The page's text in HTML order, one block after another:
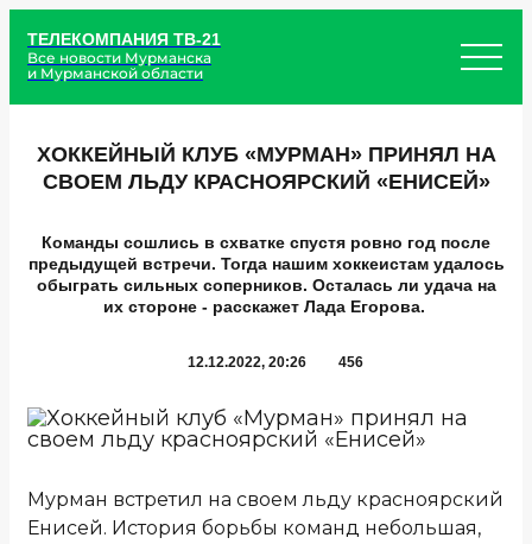
ТЕЛЕКОМПАНИЯ ТВ-21
Все новости Мурманска
и Мурманской области
ХОККЕЙНЫЙ КЛУБ «МУРМАН» ПРИНЯЛ НА
СВОЕМ ЛЬДУ КРАСНОЯРСКИЙ «ЕНИСЕЙ»
Команды сошлись в схватке спустя ровно год после
предыдущей встречи. Тогда нашим хоккеистам удалось
обыграть сильных соперников. Осталась ли удача на
их стороне - расскажет Лада Егорова.
12.12.2022, 20:26 456
Мурман встретил на своем льду красноярский
Енисей. История борьбы команд небольшая,